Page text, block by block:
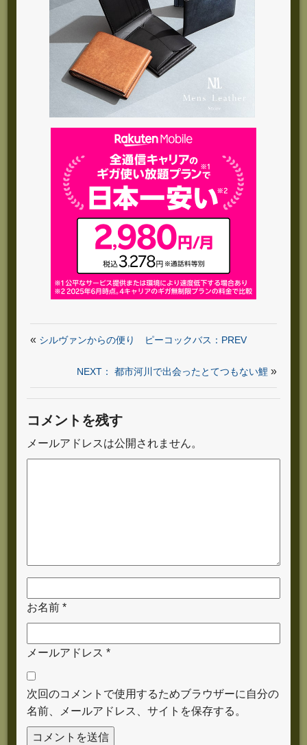
« シルヴァンからの便り ピーコックバス：PREV
NEXT： 都市河川で出会ったとてつもない鯉 »
コメントを残す
メールアドレスは公開されません。
お名前 *
メールアドレス *
次回のコメントで使用するためブラウザーに自分の
名前、メールアドレス、サイトを保存する。